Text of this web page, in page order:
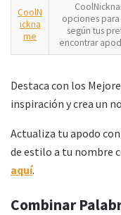
CoolN
ickna
me
opciones
según tus
encontrar
Destaca con los
inspiración y crea un
Actualiza tu apodo
de estilo a tu nombre
aquí.
Combinar